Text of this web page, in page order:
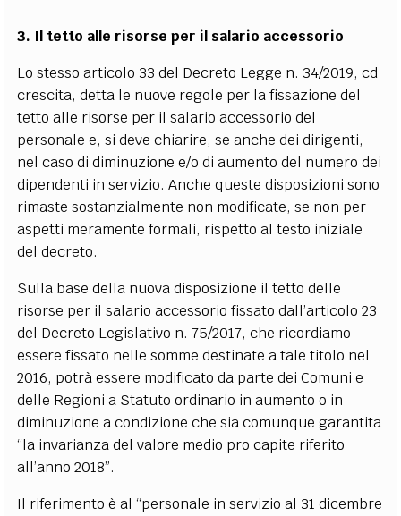
3. Il tetto alle risorse per il salario accessorio
Lo stesso articolo 33 del Decreto Legge n. 34/2019, cd
crescita, detta le nuove regole per la fissazione del
tetto alle risorse per il salario accessorio del
personale e, si deve chiarire, se anche dei dirigenti,
nel caso di diminuzione e/o di aumento del numero dei
dipendenti in servizio. Anche queste disposizioni sono
rimaste sostanzialmente non modificate, se non per
aspetti meramente formali, rispetto al testo iniziale
del decreto.
Sulla base della nuova disposizione il tetto delle
risorse per il salario accessorio fissato dall’articolo 23
del Decreto Legislativo n. 75/2017, che ricordiamo
essere fissato nelle somme destinate a tale titolo nel
2016, potrà essere modificato da parte dei Comuni e
delle Regioni a Statuto ordinario in aumento o in
diminuzione a condizione che sia comunque garantita
“la invarianza del valore medio pro capite riferito
all’anno 2018”.
Il riferimento è al “personale in servizio al 31 dicembre